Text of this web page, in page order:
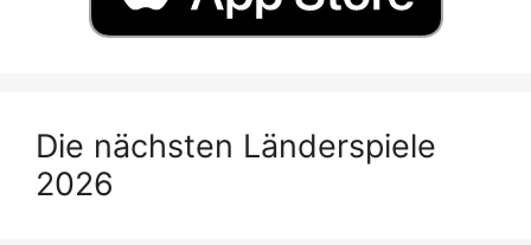
Die nächsten Länderspiele
2026